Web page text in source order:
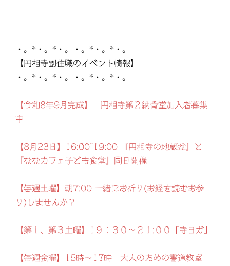
・。*・。*・。・。*・。*・。
【円相寺副住職のイベント情報】
・。*・。*・。・。*・。*・。
【令和8年9月完成】 円相寺第２納骨堂加入者募集
中
【8月23日】16:00~19:00 『円相寺の地蔵盆』と
『ななカフェ子ども食堂』同日開催
【毎週土曜】朝7:00 一緒にお祈り(お経を読むお参
り)しませんか？
【第１、第３土曜】1９：３０～２１:００「寺ヨガ」
【毎週金曜】15時～17時 大人のための書道教室